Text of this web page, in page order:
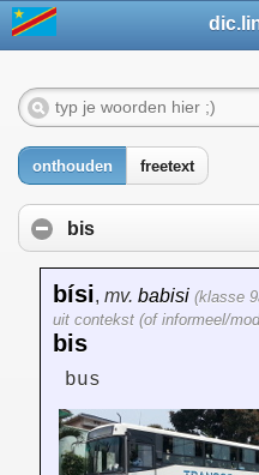
onthouden freetext
bis
bísi, mv. babisi (klasse
uit contekst (of informeel/
bis
bus